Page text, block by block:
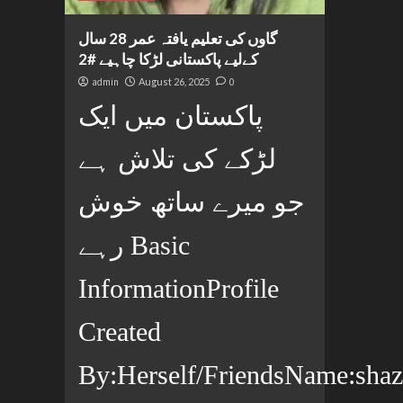
گاوں کی تعلیم یافتہ عمر 28 سال
کےلیے پاکستانی لڑکا چاہیے #2
admin August 26, 2025 0
پاکستان میں ایک
لڑکے کی تلاش ہے
جو میرے ساتھ خوش
رہے Basic
InformationProfile
Created
By:Herself/